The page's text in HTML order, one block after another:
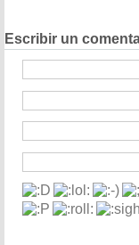
Escribir un